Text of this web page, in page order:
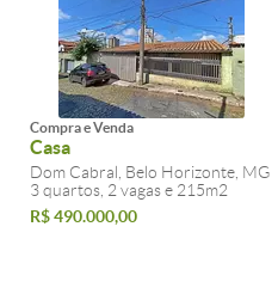
Compra e Venda
Casa
Dom Cabral, Belo Horizonte, MG
3 quartos, 2 vagas e 215m2
R$ 490.000,00